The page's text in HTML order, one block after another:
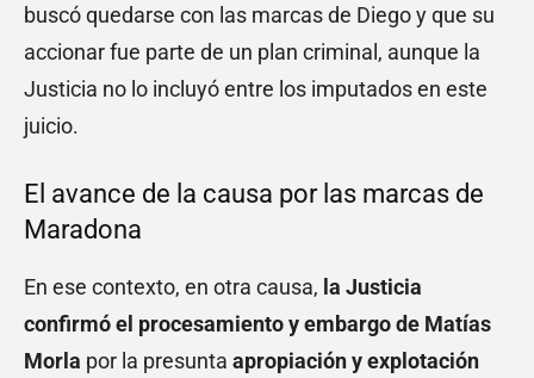
buscó quedarse con las marcas de Diego y que su
accionar fue parte de un plan criminal, aunque la
Justicia no lo incluyó entre los imputados en este
juicio.
El avance de la causa por las marcas de
Maradona
En ese contexto, en otra causa, la Justicia
confirmó el procesamientoy embargo de Matías
Morla por la presunta apropiación y explotación